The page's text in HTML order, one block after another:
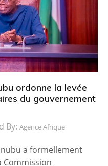
ordonne la levée
du gouvernement
By: Agence Afrique
a formellement
Commission